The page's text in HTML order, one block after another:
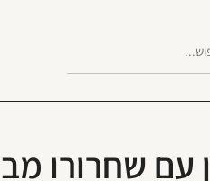
עם שחרורו